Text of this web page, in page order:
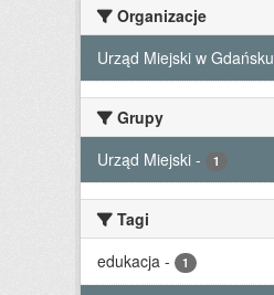
Organizacje
Urząd Miejski w Gdańsku
Grupy
Urząd Miejski - 1
Tagi
edukacja - 1